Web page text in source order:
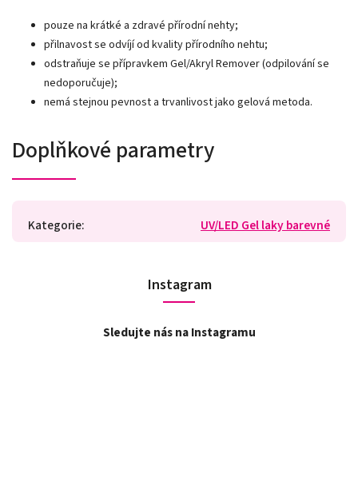
pouze na krátké a zdravé přírodní nehty;
přilnavost se odvíjí od kvality přírodního nehtu;
odstraňuje se přípravkem Gel/Akryl Remover (odpilování se
nedoporučuje);
nemá stejnou pevnost a trvanlivost jako gelová metoda.
Doplňkové parametry
Kategorie: UV/LED Gel laky barevné
Instagram
Sledujte nás na Instagramu